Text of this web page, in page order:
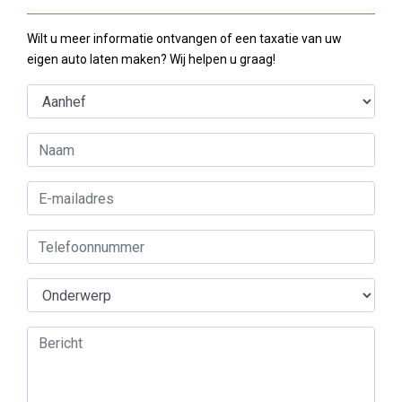
Wilt u meer informatie ontvangen of een taxatie van uw
eigen auto laten maken? Wij helpen u graag!